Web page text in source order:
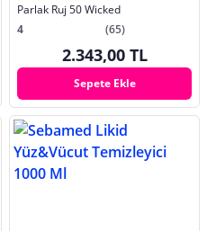
Parlak Ruj 50 Wicked
4
(65)
2.343,00 TL
Sepete Ekle